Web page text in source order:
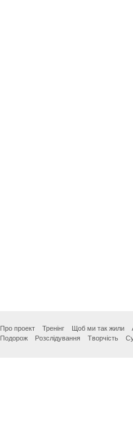
Про проект Тренінг Щоб ми так жили
Подорож
Розслідування Творчість